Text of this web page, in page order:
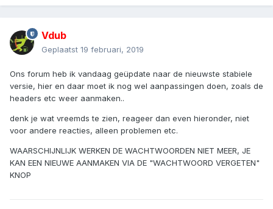
Vdub
Geplaatst 19 februari, 2019
Ons forum heb ik vandaag geüpdate naar de nieuwste stabiele
versie, hier en daar moet ik nog wel aanpassingen doen, zoals de
headers etc weer aanmaken..
denk je wat vreemds te zien, reageer dan even hieronder, niet
voor andere reacties, alleen problemen etc.
WAARSCHIJNLIJK WERKEN DE WACHTWOORDEN NIET MEER, JE
KAN EEN NIEUWE AANMAKEN VIA DE "WACHTWOORD VERGETEN"
KNOP